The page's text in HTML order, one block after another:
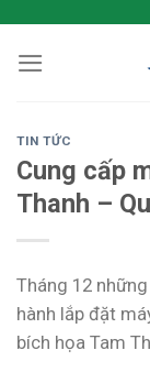
content
TIN TỨC
Cung cấp
Thanh –
Tháng 12
hành lắp đặt
bích họa Tam